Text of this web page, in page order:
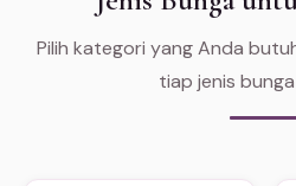
Pilih kategori yang Anda
tiap jenis